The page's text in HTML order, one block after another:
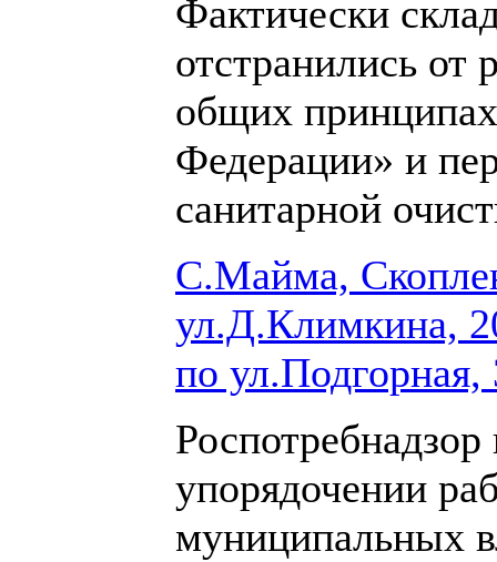
Фактически
отстранились
общих
Федерации» и
санитарной
С.Майма,
ул.Д.Климкина,
по
упорядочении
муниципальных